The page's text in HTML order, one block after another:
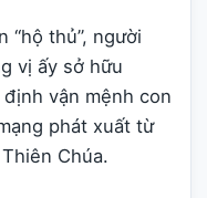
“hộ thủ”, người
vị ấy sở hữu
vận mệnh con
phát xuất từ
Chúa.